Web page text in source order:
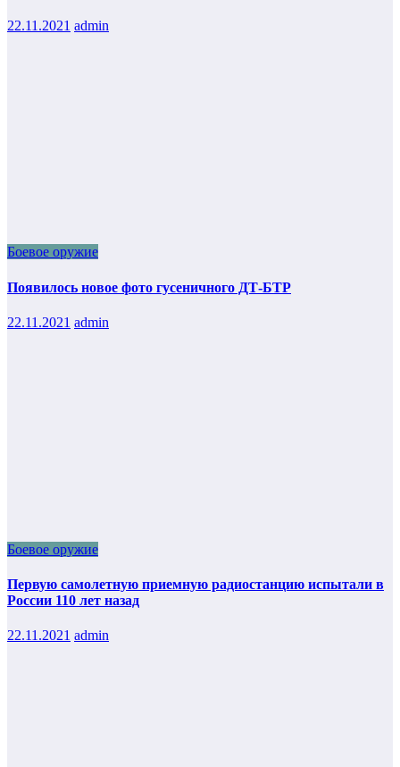
22.11.2021 admin
Боевое оружие
Появилось новое фото гусеничного ДТ-БТР
22.11.2021 admin
Боевое оружие
Первую самолетную приемную радиостанцию испытали в
России 110 лет назад
22.11.2021 admin